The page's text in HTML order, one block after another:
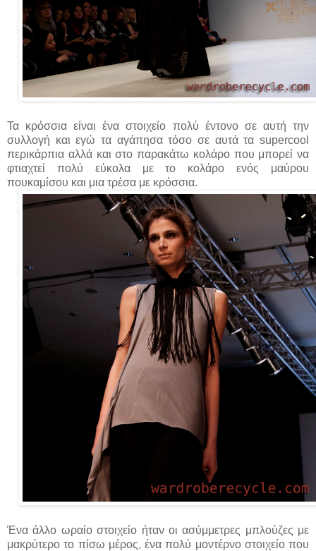
Τα κρόσσια είναι ένα στοιχείο πολύ έντονο σε αυτή την
συλλογή και εγώ τα αγάπησα τόσο σε αυτά τα supercool
περικάρπια αλλά και στο παρακάτω κολάρο που μπορεί να
φτιαχτεί πολύ εύκολα με το κολάρο ενός μαύρου
πουκαμίσου και μια τρέσα με κρόσσια.
Ένα άλλο ωραίο στοιχείο ήταν οι ασύμμετρες μπλούζες με
μακρύτερο το πίσω μέρος, ένα πολύ μοντέρνο στοιχείο που